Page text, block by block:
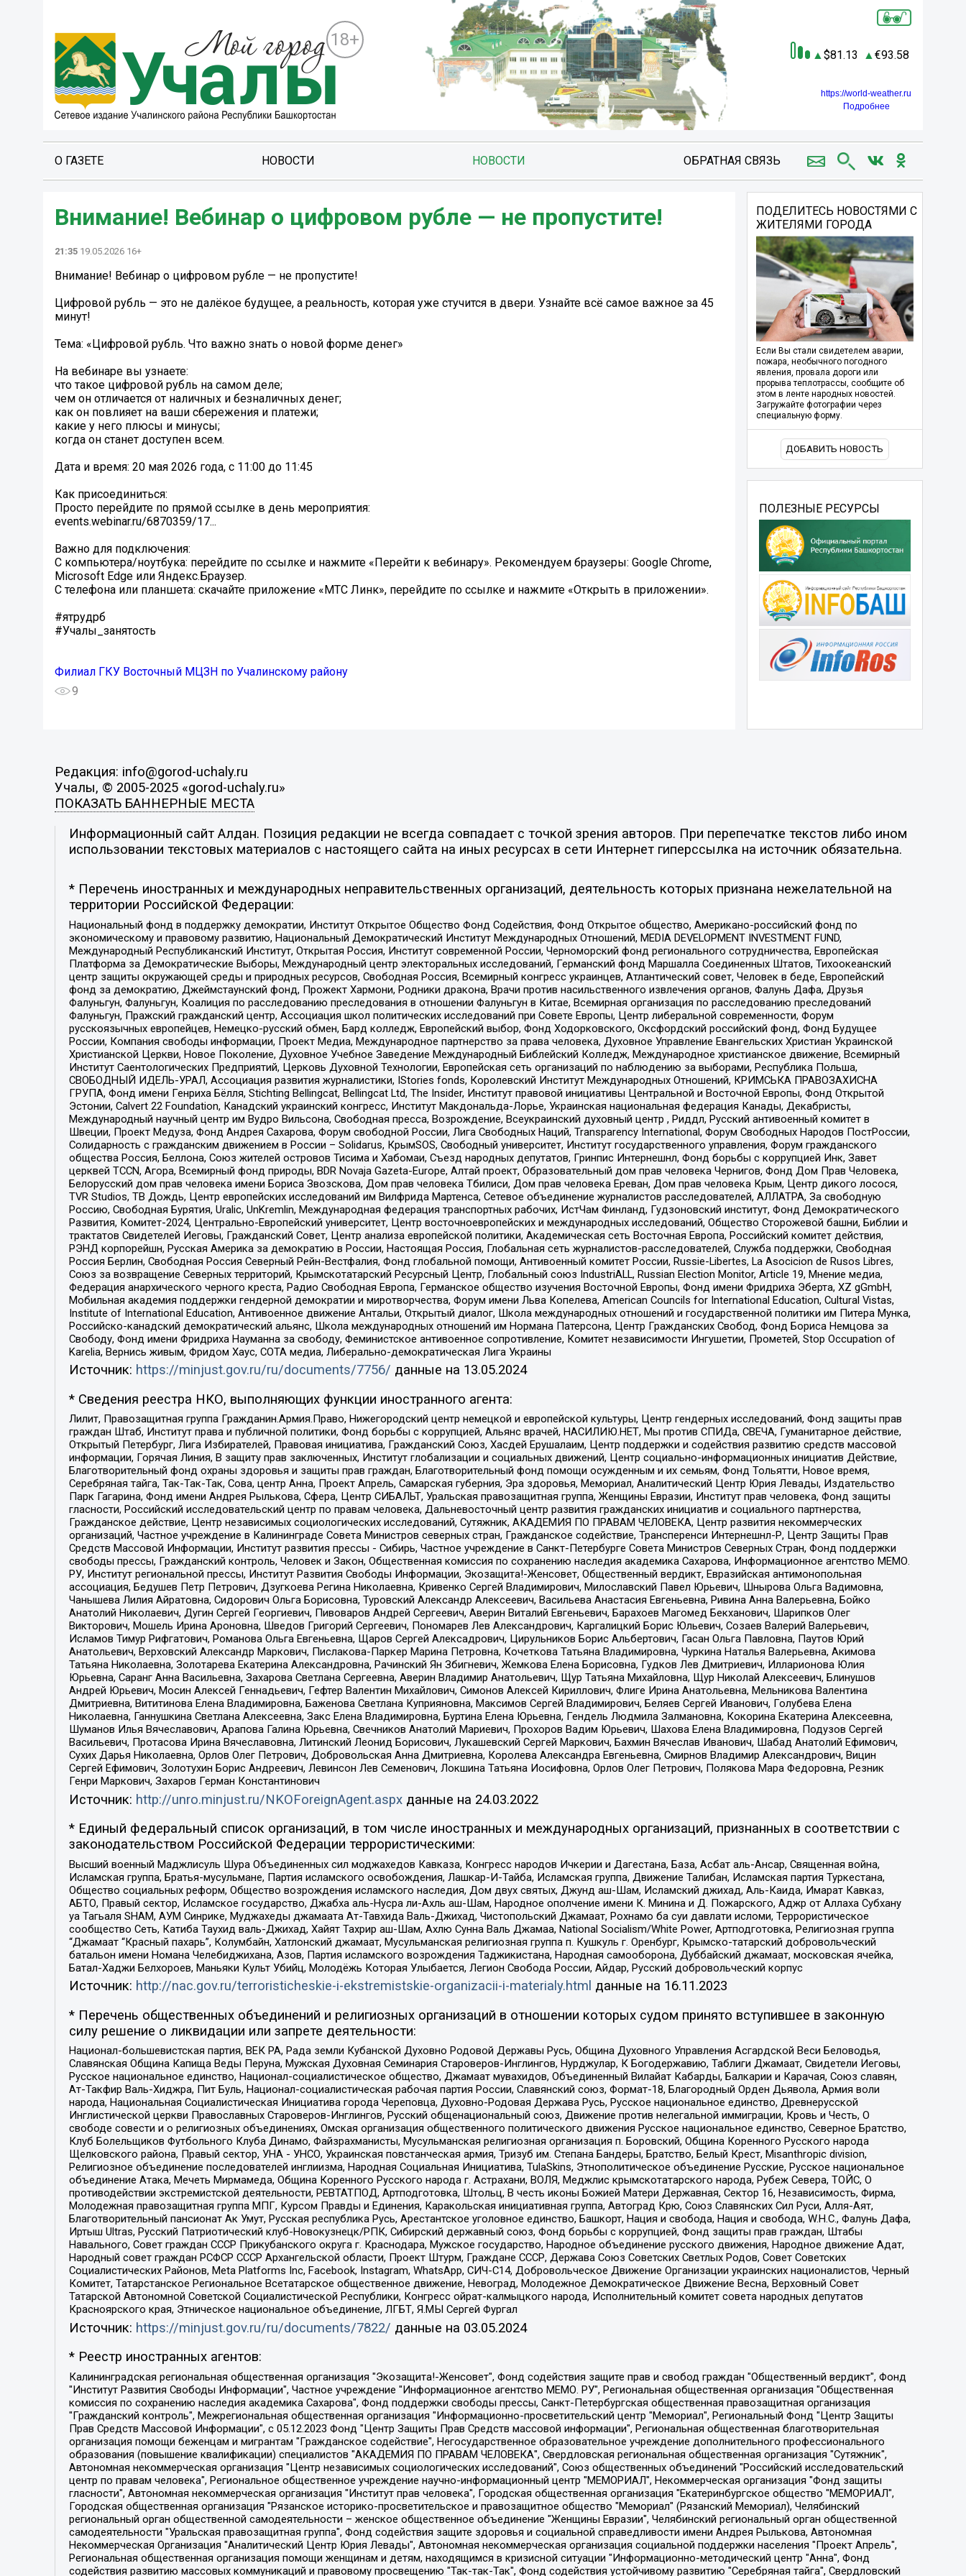
18+
81.13 93.58
https://world-weather.ru
Подробнее
О ГАЗЕТЕ НОВОСТИ НОВОСТИ ОБРАТНАЯ СВЯЗЬ
Внимание! Вебинар о цифровом рубле — не пропустите!
21:35 19.05.2026 16+
Внимание! Вебинар о цифровом рубле — не пропустите!
Цифровой рубль — это не далёкое будущее, а реальность, которая уже стучится в двери. Узнайте всё самое важное за 45
минут!
Тема: «Цифровой рубль. Что важно знать о новой форме денег»
На вебинаре вы узнаете:
что такое цифровой рубль на самом деле;
чем он отличается от наличных и безналичных денег;
как он повлияет на ваши сбережения и платежи;
какие у него плюсы и минусы;
когда он станет доступен всем.
Дата и время: 20 мая 2026 года, с 11:00 до 11:45
Как присоединиться:
Просто перейдите по прямой ссылке в день мероприятия:
events.webinar.ru/6870359/17...
Важно для подключения:
С компьютера/ноутбука: перейдите по ссылке и нажмите «Перейти к вебинару». Рекомендуем браузеры: Google Chrome,
Microsoft Edge или Яндекс.Браузер.
С телефона или планшета: скачайте приложение «МТС Линк», перейдите по ссылке и нажмите «Открыть в приложении».
#ятрудрб
#Учалы_занятость
Филиал ГКУ Восточный МЦЗН по Учалинскому району
9
ПОДЕЛИТЕСЬ НОВОСТЯМИ С
ЖИТЕЛЯМИ ГОРОДА
Если Вы стали свидетелем аварии,
пожара, необычного погодного
явления, провала дороги или
прорыва теплотрассы, сообщите об
этом в ленте народных новостей.
Загружайте фотографии через
специальную форму.
ДОБАВИТЬ НОВОСТЬ
ПОЛЕЗНЫЕ РЕСУРСЫ
Редакция: info@gorod-uchaly.ru
Учалы, © 2005-2025 «gorod-uchaly.ru»
ПОКАЗАТЬ БАННЕРНЫЕ МЕСТА
Информационный сайт Алдан. Позиция редакции не всегда совпадает с точкой зрения авторов. При перепечатке текстов либо ином
использовании текстовых материалов с настоящего сайта на иных ресурсах в сети Интернет гиперссылка на источник обязательна.
* Перечень иностранных и международных неправительственных организаций, деятельность которых признана нежелательной на
территории Российской Федерации:
Национальный фонд в поддержку демократии, Институт Открытое Общество Фонд Содействия, Фонд Открытое общество, Американо-российский фонд по
экономическому и правовому развитию, Национальный Демократический Институт Международных Отношений, MEDIA DEVELOPMENT INVESTMENT FUND,
Международный Республиканский Институт, Открытая Россия, Институт современной России, Черноморский фонд регионального сотрудничества, Европейская
Платформа за Демократические Выборы, Международный центр электоральных исследований, Германский фонд Маршалла Соединенных Штатов, Тихоокеанский
центр защиты окружающей среды и природных ресурсов, Свободная Россия, Всемирный конгресс украинцев, Атлантический совет, Человек в беде, Европейский
фонд за демократию, Джеймстаунский фонд, Прожект Хармони, Родники дракона, Врачи против насильственного извлечения органов, Фалунь Дафа, Друзья
Фалуньгун, Фалуньгун, Коалиция по расследованию преследования в отношении Фалуньгун в Китае, Всемирная организация по расследованию преследований
Фалуньгун, Пражский гражданский центр, Ассоциация школ политических исследований при Совете Европы, Центр либеральной современности, Форум
русскоязычных европейцев, Немецко-русский обмен, Бард колледж, Европейский выбор, Фонд Ходорковского, Оксфордский российский фонд, Фонд Будущее
России, Компания свободы информации, Проект Медиа, Международное партнерство за права человека, Духовное Управление Евангельских Христиан Украинской
Христианской Церкви, Новое Поколение, Духовное Учебное Заведение Международный Библейский Колледж, Международное христианское движение, Всемирный
Институт Саентологических Предприятий, Церковь Духовной Технологии, Европейская сеть организаций по наблюдению за выборами, Республика Польша,
СВОБОДНЫЙ ИДЕЛЬ-УРАЛ, Ассоциация развития журналистики, IStories fonds, Королевский Институт Международных Отношений, КРИМСЬКА ПРАВОЗАХИСНА
ГРУПА, Фонд имени Генриха Бёлля, Stichting Bellingcat, Bellingcat Ltd, The Insider, Институт правовой инициативы Центральной и Восточной Европы, Фонд Открытой
Эстонии, Calvert 22 Foundation, Канадский украинский конгресс, Институт Макдональда-Лорье, Украинская национальная федерация Канады, Декабристы,
Международный научный центр им Вудро Вильсона, Свободная пресса, Возрождение, Всеукраинский духовный центр , Риддл, Русский антивоенный комитет в
Швеции, Проект Медуза, Фонд Андрея Сахарова, Форум свободной России, Лига Свободных Наций, Transparеncy International, Форум Свободных Народов ПостРоссии,
Солидарность с гражданским движением в России – Solidarus, КрымSOS, Свободный университет, Институт государственного управления, Форум гражданского
общества Россия, Беллона, Союз жителей островов Тисима и Хабомаи, Съезд народных депутатов, Гринпис Интернешнл, Фонд борьбы с коррупцией Инк, Завет
церквей TCCN, Агора, Всемирный фонд природы, BDR Novaja Gazeta-Europe, Алтай проект, Образовательный дом прав человека Чернигов, Фонд Дом Прав Человека,
Белорусский дом прав человека имени Бориса Звозскова, Дом прав человека Тбилиси, Дом прав человека Ереван, Дом прав человека Крым, Центр дикого лосося,
TVR Studios, ТВ Дождь, Центр европейских исследований им Вилфрида Мартенса, Сетевое объединение журналистов расследователей, АЛЛАТРА, За свободную
Россию, Свободная Бурятия, Uralic, UnKremlin, Международная федерация транспортных рабочих, ИстЧам Финланд, Гудзоновский институт, Фонд Демократического
Развития, Комитет-2024, Центрально-Европейский университет, Центр восточноевропейских и международных исследований, Общество Сторожевой башни, Библии и
трактатов Свидетелей Иеговы, Гражданский Совет, Центр анализа европейской политики, Академическая сеть Восточная Европа, Российский комитет действия,
РЭНД корпорейшн, Русская Америка за демократию в России, Настоящая Россия, Глобальная сеть журналистов-расследователей, Служба поддержки, Свободная
Россия Берлин, Свободная Россия Северный Рейн-Вестфалия, Фонд глобальной помощи, Антивоенный комитет России, Russie-Libertes, La Asocicion de Rusos Libres,
Союз за возвращение Северных территорий, Крымскотатарский Ресурсный Центр, Глобальный союз IndustriALL, Russian Election Monitor, Article 19, Мнение медиа,
Федерация анархического черного креста, Радио Свободная Европа, Германское общество изучения Восточной Европы, Фонд имени Фридриха Эберта, XZ gGmbH,
Мобильная академия поддержки гендерной демократии и миротворчества, Форум имени Льва Копелева, American Councils for International Education, Cultural Vistas,
Institute of International Education, Антивоенное движение Антальи, Открытый диалог, Школа международных отношений и государственной политики им Питера Мунка,
Российско-канадский демократический альянс, Школа международных отношений им Нормана Патерсона, Центр Гражданских Свобод, Фонд Бориса Немцова за
Свободу, Фонд имени Фридриха Науманна за свободу, Феминистское антивоенное сопротивление, Комитет независимости Ингушетии, Прометей, Stop Occupation of
Karelia, Вернись живым, Фридом Хаус, СОТА медиа, Либерально-демократическая Лига Украины
Источник: https://minjust.gov.ru/ru/documents/7756/ данные на 13.05.2024
* Сведения реестра НКО, выполняющих функции иностранного агента:
Лилит, Правозащитная группа Гражданин.Армия.Право, Нижегородский центр немецкой и европейской культуры, Центр гендерных исследований, Фонд защиты прав
граждан Штаб, Институт права и публичной политики, Фонд борьбы с коррупцией, Альянс врачей, НАСИЛИЮ.НЕТ, Мы против СПИДа, СВЕЧА, Гуманитарное действие,
Открытый Петербург, Лига Избирателей, Правовая инициатива, Гражданский Союз, Хасдей Ерушалаим, Центр поддержки и содействия развитию средств массовой
информации, Горячая Линия, В защиту прав заключенных, Институт глобализации и социальных движений, Центр социально-информационных инициатив Действие,
Благотворительный фонд охраны здоровья и защиты прав граждан, Благотворительный фонд помощи осужденным и их семьям, Фонд Тольятти, Новое время,
Серебряная тайга, Так-Так-Так, Сова, центр Анна, Проект Апрель, Самарская губерния, Эра здоровья, Мемориал, Аналитический Центр Юрия Левады, Издательство
Парк Гагарина, Фонд имени Андрея Рылькова, Сфера, Центр СИБАЛЬТ, Уральская правозащитная группа, Женщины Евразии, Институт прав человека, Фонд защиты
гласности, Российский исследовательский центр по правам человека, Дальневосточный центр развития гражданских инициатив и социального партнерства,
Гражданское действие, Центр независимых социологических исследований, Сутяжник, АКАДЕМИЯ ПО ПРАВАМ ЧЕЛОВЕКА, Центр развития некоммерческих
организаций, Частное учреждение в Калининграде Совета Министров северных стран, Гражданское содействие, Трансперенси Интернешнл-Р, Центр Защиты Прав
Средств Массовой Информации, Институт развития прессы - Сибирь, Частное учреждение в Санкт-Петербурге Совета Министров Северных Стран, Фонд поддержки
свободы прессы, Гражданский контроль, Человек и Закон, Общественная комиссия по сохранению наследия академика Сахарова, Информационное агентство МЕМО.
РУ, Институт региональной прессы, Институт Развития Свободы Информации, Экозащита!-Женсовет, Общественный вердикт, Евразийская антимонопольная
ассоциация, Бедушев Петр Петрович, Дзугкоева Регина Николаевна, Кривенко Сергей Владимирович, Милославский Павел Юрьевич, Шнырова Ольга Вадимовна,
Чанышева Лилия Айратовна, Сидорович Ольга Борисовна, Туровский Александр Алексеевич, Васильева Анастасия Евгеньевна, Ривина Анна Валерьевна, Бойко
Анатолий Николаевич, Дугин Сергей Георгиевич, Пивоваров Андрей Сергеевич, Аверин Виталий Евгеньевич, Барахоев Магомед Бекханович, Шарипков Олег
Викторович, Мошель Ирина Ароновна, Шведов Григорий Сергеевич, Пономарев Лев Александрович, Каргалицкий Борис Юльевич, Созаев Валерий Валерьевич,
Исламов Тимур Рифгатович, Романова Ольга Евгеньевна, Щаров Сергей Алексадрович, Цирульников Борис Альбертович, Гасан Ольга Павловна, Паутов Юрий
Анатольевич, Верховский Александр Маркович, Пислакова-Паркер Марина Петровна, Кочеткова Татьяна Владимировна, Чуркина Наталья Валерьевна, Акимова
Татьяна Николаевна, Золотарева Екатерина Александровна, Рачинский Ян Збигневич, Жемкова Елена Борисовна, Гудков Лев Дмитриевич, Илларионова Юлия
Юрьевна, Саранг Анна Васильевна, Захарова Светлана Сергеевна, Аверин Владимир Анатольевич, Щур Татьяна Михайловна, Щур Николай Алексеевич, Блинушов
Андрей Юрьевич, Мосин Алексей Геннадьевич, Гефтер Валентин Михайлович, Симонов Алексей Кириллович, Флиге Ирина Анатольевна, Мельникова Валентина
Дмитриевна, Вититинова Елена Владимировна, Баженова Светлана Куприяновна, Максимов Сергей Владимирович, Беляев Сергей Иванович, Голубева Елена
Николаевна, Ганнушкина Светлана Алексеевна, Закс Елена Владимировна, Буртина Елена Юрьевна, Гендель Людмила Залмановна, Кокорина Екатерина Алексеевна,
Шуманов Илья Вячеславович, Арапова Галина Юрьевна, Свечников Анатолий Мариевич, Прохоров Вадим Юрьевич, Шахова Елена Владимировна, Подузов Сергей
Васильевич, Протасова Ирина Вячеславовна, Литинский Леонид Борисович, Лукашевский Сергей Маркович, Бахмин Вячеслав Иванович, Шабад Анатолий Ефимович,
Сухих Дарья Николаевна, Орлов Олег Петрович, Добровольская Анна Дмитриевна, Королева Александра Евгеньевна, Смирнов Владимир Александрович, Вицин
Сергей Ефимович, Золотухин Борис Андреевич, Левинсон Лев Семенович, Локшина Татьяна Иосифовна, Орлов Олег Петрович, Полякова Мара Федоровна, Резник
Генри Маркович, Захаров Герман Константинович
Источник: http://unro.minjust.ru/NKOForeignAgent.aspxданные на 24.03.2022
* Единый федеральный список организаций, в том числе иностранных и международных организаций, признанных в соответствии с
законодательством Российской Федерации террористическими:
Высший военный Маджлисуль Шура Объединенных сил моджахедов Кавказа, Конгресс народов Ичкерии и Дагестана, База, Асбат аль-Ансар, Священная война,
Исламская группа, Братья-мусульмане, Партия исламского освобождения, Лашкар-И-Тайба, Исламская группа, Движение Талибан, Исламская партия Туркестана,
Общество социальных реформ, Общество возрождения исламского наследия, Дом двух святых, Джунд аш-Шам, Исламский джихад, Аль-Каида, Имарат Кавказ,
АБТО, Правый сектор, Исламское государство, Джабха аль-Нусра ли-Ахль аш-Шам, Народное ополчение имени К. Минина и Д. Пожарского, Аджр от Аллаха Субхану
уа Тагьаля SHAM, АУМ Синрике, Муджахеды джамаата Ат-Тавхида Валь-Джихад, Чистопольский Джамаат, Рохнамо ба суи давлати исломи, Террористическое
сообщество Сеть, Катиба Таухид валь-Джихад, Хайят Тахрир аш-Шам, Ахлю Сунна Валь Джамаа, National Socialism/White Power, Артподготовка, Религиозная группа
“Джамаат “Красный пахарь”, Колумбайн, Хатлонский джамаат, Мусульманская религиозная группа п. Кушкуль г. Оренбург, Крымско-татарский добровольческий
батальон имени Номана Челебиджихана, Азов, Партия исламского возрождения Таджикистана, Народная самооборона, Дуббайский джамаат, московская ячейка,
Батал-Хаджи Белхороев, Маньяки Культ Убийц, Молодёжь Которая Улыбается, Легион Свобода России, Айдар, Русский добровольческий корпус
Источник: http://nac.gov.ru/terroristicheskie-i-ekstremistskie-organizacii-i-materialy.html данные на 16.11.2023
* Перечень общественных объединений и религиозных организаций в отношении которых судом принято вступившее в законную
силу решение о ликвидации или запрете деятельности:
Национал-большевистская партия, ВЕК РА, Рада земли Кубанской Духовно Родовой Державы Русь, Община Духовного Управления Асгардской Веси Беловодья,
Славянская Община Капища Веды Перуна, Мужская Духовная Семинария Староверов-Инглингов, Нурджулар, К Богодержавию, Таблиги Джамаат, Свидетели Иеговы,
Русское национальное единство, Национал-социалистическое общество, Джамаат мувахидов, Объединенный Вилайат Кабарды, Балкарии и Карачая, Союз славян,
Ат-Такфир Валь-Хиджра, Пит Буль, Национал-социалистическая рабочая партия России, Славянский союз, Формат-18, Благородный Орден Дьявола, Армия воли
народа, Национальная Социалистическая Инициатива города Череповца, Духовно-Родовая Держава Русь, Русское национальное единство, Древнерусской
Инглистической церкви Православных Староверов-Инглингов, Русский общенациональный союз, Движение против нелегальной иммиграции, Кровь и Честь, О
свободе совести и о религиозных объединениях, Омская организация общественного политического движения Русское национальное единство, Северное Братство,
Клуб Болельщиков Футбольного Клуба Динамо, Файзрахманисты, Мусульманская религиозная организация п. Боровский, Община Коренного Русского народа
Щелковского района, Правый сектор, УНА - УНСО, Украинская повстанческая армия, Тризуб им. Степана Бандеры, Братство, Белый Крест, Misanthropic division,
Религиозное объединение последователей инглиизма, Народная Социальная Инициатива, TulaSkins, Этнополитическое объединение Русские, Русское национальное
объединение Атака, Мечеть Мирмамеда, Община Коренного Русского народа г. Астрахани, ВОЛЯ, Меджлис крымскотатарского народа, Рубеж Севера, ТОЙС, О
противодействии экстремистской деятельности, РЕВТАТПОД, Артподготовка, Штольц, В честь иконы Божией Матери Державная, Сектор 16, Независимость, Фирма,
Молодежная правозащитная группа МПГ, Курсом Правды и Единения, Каракольская инициативная группа, Автоград Крю, Союз Славянских Сил Руси, Алля-Аят,
Благотворительный пансионат Ак Умут, Русская республика Русь, Арестантское уголовное единство, Башкорт, Нация и свобода, Нация и свобода, W.H.С., Фалунь Дафа,
Иртыш Ultras, Русский Патриотический клуб-Новокузнецк/РПК, Сибирский державный союз, Фонд борьбы с коррупцией, Фонд защиты прав граждан, Штабы
Навального, Совет граждан СССР Прикубанского округа г. Краснодара, Мужское государство, Народное объединение русского движения, Народное движение Адат,
Народный совет граждан РСФСР СССР Архангельской области, Проект Штурм, Граждане СССР, Держава Союз Советских Светлых Родов, Совет Советских
Социалистических Районов, Meta Platforms Inc, Facebook, Instagram, WhatsApp, СИЧ-С14, Добровольческое Движение Организации украинских националистов, Черный
Комитет, Татарстанское Региональное Всетатарское общественное движение, Невоград, Молодежное Демократическое Движение Весна, Верховный Совет
Татарской Автономной Советской Социалистической Республики, Конгресс ойрат-калмыцкого народа, Исполнительный комитет совета народных депутатов
Красноярского края, Этническое национальное объединение, ЛГБТ, Я.МЫ Сергей Фургал
Источник: https://minjust.gov.ru/ru/documents/7822/ данные на 03.05.2024
* Реестр иностранных агентов:
Калининградская региональная общественная организация "Экозащита!-Женсовет", Фонд содействия защите прав и свобод граждан "Общественный вердикт", Фонд "Институт Развития Свободы Информации", Частное учреждение "Информационное агентство МЕМО. РУ", Региональная общественная организация "Общественная комиссия по сохранению наследия академика Сахарова", Фонд поддержки свободы прессы, Санкт-Петербургская общественная правозащитная организация "Гражданский контроль", Межрегиональная общественная организация "Информационно-просветительский центр "Мемориал", Региональный Фонд "Центр Защиты Прав Средств Массовой Информации", с 05.12.2023 Фонд "Центр Защиты Прав Средств массовой информации", Региональная общественная благотворительная организация помощи беженцам и мигрантам "Гражданское содействие", Негосударственное образовательное учреждение дополнительного профессионального образования (повышение квалификации) специалистов "АКАДЕМИЯ ПО ПРАВАМ ЧЕЛОВЕКА", Свердловская региональная общественная организация "Сутяжник", Автономная некоммерческая организация "Центр независимых социологических исследований", Союз общественных объединений "Российский исследовательский центр по правам человека", Региональное общественное учреждение научно-информационный центр "МЕМОРИАЛ", Некоммерческая организация "Фонд защиты гласности", Автономная некоммерческая организация "Институт прав человека", Городская общественная организация "Екатеринбургское общество "МЕМОРИАЛ", Городская общественная организация "Рязанское историко-просветительское и правозащитное общество "Мемориал" (Рязанский Мемориал), Челябинский региональный орган общественной самодеятельности – женское общественное объединение "Женщины Евразии", Челябинский региональный орган общественной самодеятельности "Уральская правозащитная группа", Фонд содействия защите здоровья и социальной справедливости имени Андрея Рылькова, Автономная Некоммерческая Организация "Аналитический Центр Юрия Левады", Автономная некоммерческая организация социальной поддержки населения "Проект Апрель", Региональная общественная организация помощи женщинам и детям, находящимся в кризисной ситуации "Информационно-методический центр "Анна", Фонд содействия развитию массовых коммуникаций и правовому просвещению "Так-так-Так", Фонд содействия устойчивому развитию "Серебряная тайга", Свердловский региональный общественный фонд социальных проектов "Новое время", "Idel.Реалии", Кавказ.Реалии, Крым.Реалии, Телеканал Настоящее Время, Татаро-башкирская служба Радио Свобода (Azatliq Radiosi), Радио Свободная Европа/Радио Свобода (PCE/PC), "Сибирь.Реалии", "Фактограф", Благотворительный фонд помощи осужденным и их семьям, Автономная некоммерческая организация "Институт глобализации и социальных движений", Фонд "В защиту прав заключенных", Частное учреждение "Центр поддержки и содействия развитию средств массовой информации", Пензенский региональный общественный благотворительный фонд "Гражданский союз", "Север.Реалии", Некоммерческая организация Фонд "Правовая инициатива", Общество с ограниченной ответственностью "Радио Свободная Европа/Радио Свобода", Чешское информационное агентство "MEDIUM-ORIENT", Красноярская региональная общественная организация "Мы против СПИДа", Камалягин Денис Николаевич, Маркелов Сергей Евгеньевич, Пономарев Лев Александрович, Савицкая Людмила Алексеевна, Автономная некоммерческая организация "Центр по работе с проблемой насилия "НАСИЛИЮ.НЕТ", Межрегиональный профессиональный союз работников здравоохранения "Альянс врачей", Юридическое лицо, зарегистрированное в Латвийской Республике, SIA "Medusa Project" (регистрационный номер 40103797863, дата регистрации 10.06.2014), Некоммерческая организация "Фонд по борьбе с коррупцией", Автономная некоммерческая организация "Институт права и публичной политики", Баданин Роман Сергеевич, Гликин Максим Александрович, Железнова Мария Михайловна, Лукьянова Юлия Сергеевна, Маетная Елизавета Витальевна, Маняхин Петр Борисович, Чуракова Ольга Владимировна, Ярош Юлия Петровна, Юридическое лицо "The Insider SIA", зарегистрированное в Риге, Латвийская Республика (дата регистрации 26.06.2015), являющееся администратором доменного имени интернет-издания "The Insider SIA", https://theins.ru, Постернак Алексей Евгеньевич, Рубин Михаил Аркадьевич, Анин Роман Александрович, Юридическое лицо Istories fonds, зарегистрированное в Латвийской Республике (регистрационный номер 50008295751, дата регистрации 24.02.2020), Великовский Дмитрий Александрович, Долинина Ирина Николаевна, Мароховская Алеся Алексеевна, Шлейнов Роман Юрьевич, Шмагун Олеся Валентиновна, Общество с ограниченной ответственностью "Альтаир 2021", Общество с ограниченной ответственностью "Вега 2021", Общество с ограниченной ответственностью "Главный редактор 2021", Общество с ограниченной ответственностью "Ромашки монолит", Важенков Артем Валерьевич, Ивановская областная общественная организация "Центр гендерных исследований", Гурман Юрий Альбертович, Медиапроект "ОВД-Инфо", Егоров Владимир Владимирович, Жилинский Владимир Александрович, Общество с ограниченной ответственностью "ЗП", Иванова София Юрьевна, Карезина Инна Павловна, Кильтау Екатерина Викторовна, Петров Алексей Викторович, Пискунов Сергей Евгеньевич, Смирнов Сергей Сергеевич, Тихонов Михаил Сергеевич, Общество с ограниченной ответственностью "ЖУРНАЛИСТ-ИНОСТРАННЫЙ АГЕНТ", Арапова Галина Юрьевна, Вольтская Татьяна Анатольевна, Американская компания "Mason G.E.S. Anonymous Foundation" (США), являющаяся владельцем интернет-издания https://mnews.world/, Компания "Stichting Bellingcat", зарегистрированная в Нидерландах (дата регистрации 11.07.2018), Захаров Андрей Вячеславович, Клепиковская Екатерина Дмитриевна, Общество с ограниченной ответственностью "МЕМО", Перл Роман Александрович, Симонов Евгений Алексеевич, Соловьева Елена Анатольевна, Сотников Даниил Владимирович, Сурначева Елизавета Дмитриевна, Автономная некоммерческая организация по защите прав человека и информированию населения "Якутия – Наше Мнение", Общество с ограниченной ответственностью "Москоу диджитал медиа", с 26.01.2023 Общество с ограниченной ответственностью "Чайка Белые сады", Ветошкина Валерия Валерьевна, Заговора Максим Александрович, Межрегиональное общественное движение "Российская ЛГБТ - сеть", Оленичев Максим Владимирович, Павлов Иван Юрьевич, Скворцова Елена Сергеевна, Общество с ограниченной ответственностью "Как бы инагент", Кочетков Игорь Викторович, Общество с ограниченной ответственностью "Честные выборы", Еланчик Олег Александрович, Общество с ограниченной ответственностью "Нобелевский призыв", Гималова Регина Эмилевна, Григорьев Андрей Валерьевич, Григорьева Алина Александровна, Ассоциация по содействию защите прав призывников, альтернативнослужащих и военнослужащих "Правозащитная группа "Гражданин.Армия.Право", Хисамова Регина Фаритовна, Автономная некоммерческая организация по реализации социально-правовых программ "Лилит", Дальневосточное общественное движение "Маяк", Санкт-Петербургская ЛГБТ-инициативная группа "Выход", Инициативная группа ЛГБТ+ "Реверс", Алексеев Андрей Викторович, Бекбулатова Таисия Львовна, Беляев Иван Михайлович, Владыкина Елена Сергеевна, Гельман Марат Александрович, Никульшина Вероника Юрьевна, Толоконникова Надежда Андреевна, Шендерович Виктор Анатольевич, Общество с ограниченной ответственностью "Данное сообщение", Общество с ограниченной ответственностью Издательский дом "Новая глава", Айнбиндер Александра Александровна, Московский комьюнити-центр для ЛГБТ+инициатив, Благотворительный фонд развития филантропии, Deutsche Welle (Германия, Kurt-Schumacher-Strasse 3, 53113 Bonn), Борзунова Мария Михайловна, Воробьев Виктор Викторович, Голубева Анна Львовна, Константинова Алла Михайловна, Малкова Ирина Владимировна, Мурадов Мурад Абдулгалимович, Осетинская Елизавета Николаевна, Понасенков Евгений Николаевич, Ганапольский Матвей Юрьевич, Киселев Евгений Алексеевич, Борухович Ирина Григорьевна, Дремин Иван Тимофеевич, Дубровский Дмитрий Викторович, Красноярская региональная общественная организация поддержки и развития альтернативных образовательных технологий и межкультурных коммуникаций "ИНТЕРРА", Маяковская Екатерина Алексеевна, Фейгин Марк Захарович, Филимонов Андрей Викторович, Дзугкоева Регина Николаевна, Доброхотов Роман Александрович, Дудь Юрий Александрович, Елкин Сергей Владимирович, Кругликов Кирилл Игоревич, Сабунаева Мария Леонидовна, Семенов Алексей Владимирович, Шаинян Карен Багратович, Шульман Екатерина Михайловна, Асафьев Артур Валерьевич, Вахштайн Виктор Семенович, Венедиктов Алексей Алексеевич, Лушникова Екатерина Евгеньевна, Волков Леонид Михайлович, Невзоров Александр Глебович, Пархоменко Сергей Борисович, Сироткин Ярослав Николаевич, Кара-Мурза Владимир Владимирович, Баранова Наталья Владимировна, Гозман Леонид Яковлевич, Кагарлицкий Борис Юльевич, Климарев Михаил Валерьевич, Милов Владимир Станиславович, Автономная некоммерческая организация Краснодарский центр современного искусства "Типография", Моргенштерн Алишер Тагирович, Соболь Любовь Эдуардовна, Общество с ограниченной ответственностью "ЛИЗА НОРМ", Каспаров Гарри Кимович, Ходорковский Михаил Борисович, Общество с ограниченной ответственностью "Апрельские тезисы", Данилович Ирина Брониславовна, Кашин Олег Владимирович, Петров Николай Владимирович, Пивоваров Алексей Владимирович, Соколов Михаил Владимирович, Цветкова Юлия Владимировна, Чичваркин Евгений Александрович, Комитет против пыток/Команда против пыток, Общество с ограниченной ответственностью "Первый научный", Общество с ограниченной ответственностью "Вертолет и ко", Белоцерковская Вероника Борисовна, Кац Максим Евгеньевич, Лазарева Татьяна Юрьевна, Шаведдинов Руслан Табризович, Яшин Илья Валерьевич, Общество с ограниченной ответственностью "Иноагент ААВ", Алешковский Дмитрий Петрович, Альбац Евгения Марковна, Быков Дмитрий Львович, Галямина Юлия Евгеньевна, Лойко Сергей Леонидович, Мартынов Кирилл Константинович, Медведев Сергей Александрович, Крашенинников Федор Геннадиевич, Гордеева Катерина Вл